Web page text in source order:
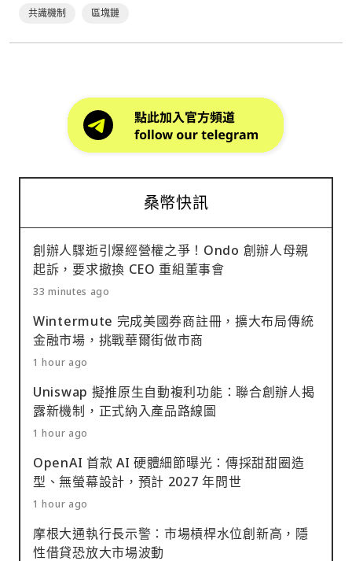
共識機制 區塊鏈
桑幣快訊
創辦人驟逝引爆經營權之爭！Ondo 創辦人母親
起訴，要求撤換 CEO 重組董事會
33 minutes ago
Wintermute 完成美國券商註冊，擴大布局傳統
金融市場，挑戰華爾街做市商
1 hour ago
Uniswap 擬推原生自動複利功能：聯合創辦人揭
露新機制，正式納入產品路線圖
1 hour ago
OpenAI 首款 AI 硬體細節曝光：傳採甜甜圈造
型、無螢幕設計，預計 2027 年問世
1 hour ago
摩根大通執行長示警：市場槓桿水位創新高，隱
性借貸恐放大市場波動